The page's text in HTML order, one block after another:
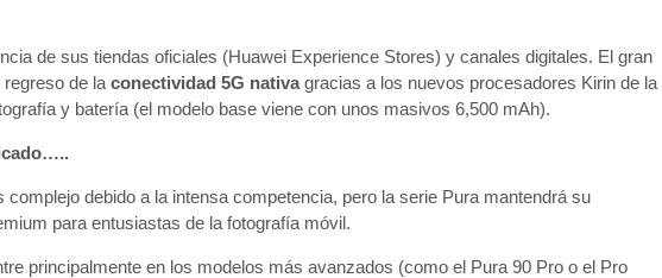
de sus tiendas oficiales (Huawei Experience Stores) y canales digitales. El gran
de la conectividad 5G nativagracias a los nuevos procesadores Kirin de la
y batería (el modelo base viene con unos masivos 6,500 mAh).
debido a la intensa competencia, pero la serie Pura mantendrá su
para entusiastas de la fotografía móvil.
principalmente en los modelos más avanzados (como el Pura 90 Pro o el Pro